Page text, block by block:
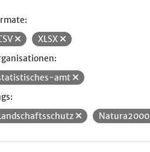
XLSX
amt
Natura2000